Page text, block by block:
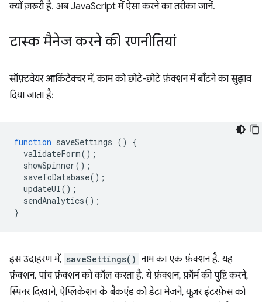
क्यों ज़रूरी है. अब JavaScript में ऐसा करने का तरीका जानें.
टास्क मैनेज करने की रणनीतियां
सॉफ़्टवेयर आर्किटेक्चर में, काम को छोटे-छोटे फ़ंक्शन में बाँटने का सुझाव
दिया जाता है:
function saveSettings ()
{
validateForm();
showSpinner();
saveToDatabase();
updateUI();
sendAnalytics();
}
इस उदाहरण में, saveSettings() नाम का एक फ़ंक्शन है. यह
फ़ंक्शन, पांच फ़ंक्शन को कॉल करता है. ये फ़ंक्शन, फ़ॉर्म की पुष्टि करने,
स्पिनर दिखाने, ऐप्लिकेशन के बैकएंड को डेटा भेजने, यूज़र इंटरफ़ेस को